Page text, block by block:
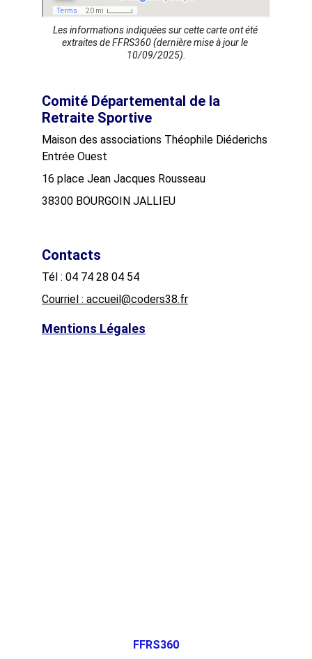
Les informations indiquées sur cette carte ont été
extraites de FFRS360 (dernière mise à jour le
10/09/2025).
Comité Départemental de la
Retraite Sportive
Maison des associations Théophile Diéderichs
Entrée Ouest
16 place Jean Jacques Rousseau
38300 BOURGOIN JALLIEU
Contacts
Tél : 04 74 28 04 54
Courriel : accueil@coders38.fr
Mentions Légales
FFRS360